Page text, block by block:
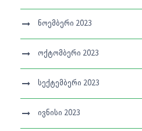
ნოემბერი 2023
ოქტომბერი 2023
სექტემბერი 2023
ივნისი 2023